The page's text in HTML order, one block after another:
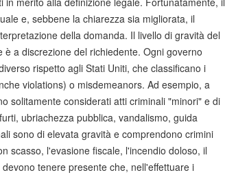
e, sebbene la chiarezza sia migliorata, il
della domanda. Il livello di gravità del
a discrezione del richiedente. Ogni governo
rispetto agli Stati Uniti, che classificano i
violations) o misdemeanors. Ad esempio, a
solitamente considerati atti criminali "minori" e di
ubriachezza pubblica, vandalismo, guida
sono di elevata gravità e comprendono crimini
scasso, l'evasione fiscale, l'incendio doloso, il
tenere presente che, nell'effettuare i